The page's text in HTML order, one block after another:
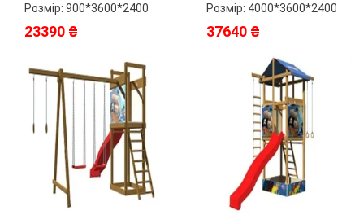
Розмір: 900*3600*2400
23390 ₴
Розмір: 4000*3600*2400
37640 ₴